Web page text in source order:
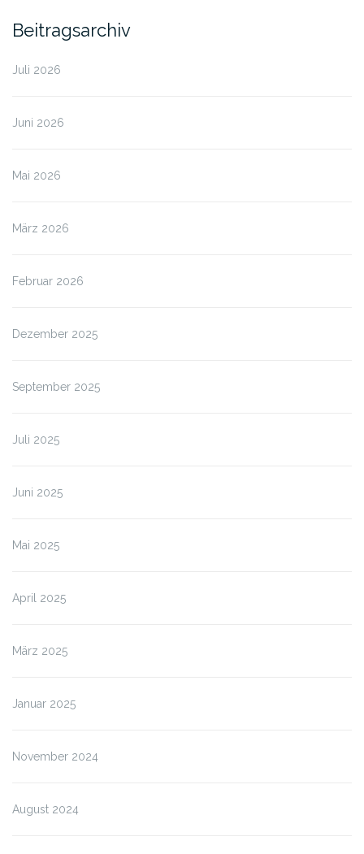
Beitragsarchiv
Juli 2026
Juni 2026
Mai 2026
März 2026
Februar 2026
Dezember 2025
September 2025
Juli 2025
Juni 2025
Mai 2025
April 2025
März 2025
Januar 2025
November 2024
August 2024